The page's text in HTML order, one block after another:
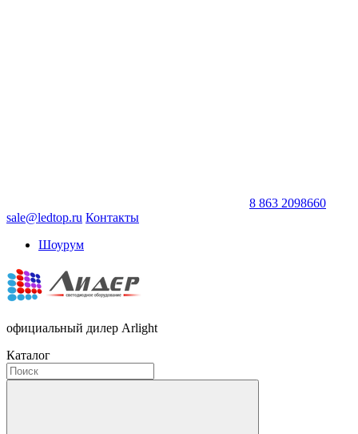
8 863 2098660
sale@ledtop.ru Контакты
Шоурум
официальный дилер Arlight
Каталог